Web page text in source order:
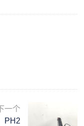
下一个
PH2